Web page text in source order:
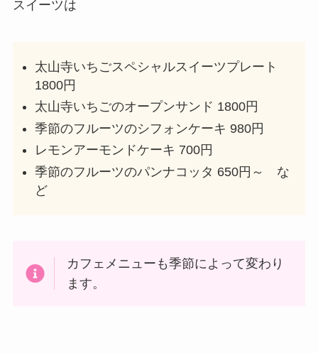
スイーツは
太山寺いちごスペシャルスイーツプレート
1800円
太山寺いちごのオープンサンド 1800円
季節のフルーツのシフォンケーキ 980円
レモンアーモンドケーキ 700円
季節のフルーツのパンナコッタ 650円～ な
ど
カフェメニューも季節によって変わり
ます。